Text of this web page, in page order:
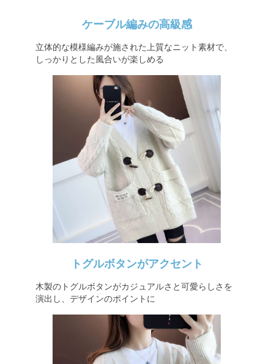
ケーブル編みの高級感
立体的な模様編みが施された上質なニット素材で、
しっかりとした風合いが楽しめる
トグルボタンがアクセント
木製のトグルボタンがカジュアルさと可愛らしさを
演出し、デザインのポイントに